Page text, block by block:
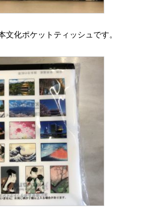
文化ポケットティッシュです。